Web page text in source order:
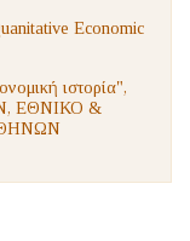
Economic
ιστορία",
ΕΘΝΙΚΟ &